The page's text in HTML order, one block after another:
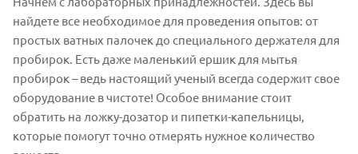
найдете все необходимое для проведения опытов: от
простых ватных палочек до специального держателя для
пробирок. Есть даже маленький ершик для мытья
пробирок – ведь настоящий ученый всегда содержит свое
оборудование в чистоте! Особое внимание стоит
обратить на ложку-дозатор и пипетки-капельницы,
которые помогут точно отмерять нужное количество